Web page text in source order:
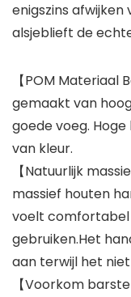
enigszins
alsjeblieft de
【POM Materiaal
gemaakt van
goede voeg.
van kleur.
【Natuurlijk
massief houten
voelt comfortabel
gebruiken.Het
aan terwijl het niet
【Voorkom